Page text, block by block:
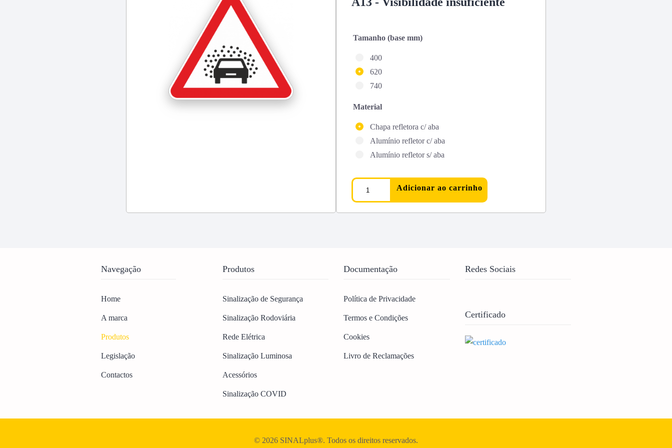
Tamanho (base mm)
400
620
740
Material
Chapa refletora c/ aba
Alumínio refletor c/ aba
Alumínio refletor s/ aba
Adicionar ao carrinho
Navegação
Home
A marca
Produtos
Legislação
Contactos
Produtos
Sinalização de Segurança
Sinalização Rodoviária
Rede Elétrica
Sinalização Luminosa
Acessórios
Sinalização COVID
Documentação
Política de Privacidade
Termos e Condições
Cookies
Livro de Reclamações
Redes Sociais
Certificado
© 2026 SINALplus®. Todos os direitos reservados.